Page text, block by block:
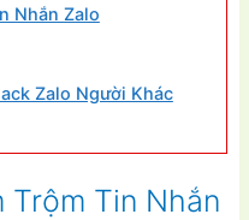
Nhắn Zalo
Zalo Người Khác
Trộm Tin Nhắn